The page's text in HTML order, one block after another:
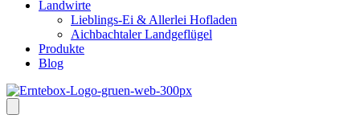
Landwirte
Lieblings-Ei & Allerlei Hofladen
Aichbachtaler Landgeflügel
Produkte
Blog